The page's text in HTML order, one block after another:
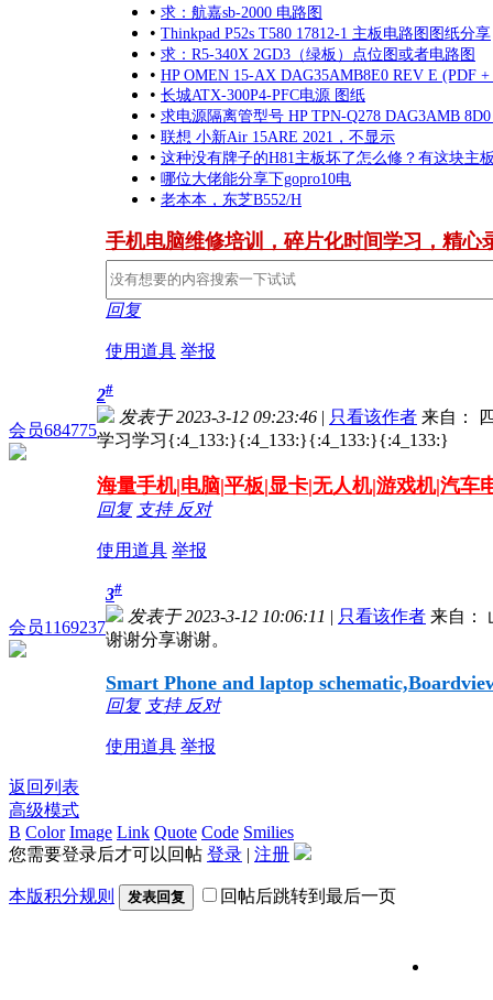
• 求：航嘉sb-2000 电路图
• Thinkpad P52s T580 17812-1 主板电路图图纸分享
• 求：R5-340X 2GD3（绿板）点位图或者电路图
• HP OMEN 15-AX DAG35AMB8E0 REV E (PDF
• 长城ATX-300P4-PFC电源 图纸
• 求电源隔离管型号 HP TPN-Q278 DAG3AMB
• 联想 小新Air 15ARE 2021，不显示
• 这种没有牌子的H81主板坏了怎么修？有这块主
• 哪位大佬能分享下gopro10电
• 老本本，东芝B552/H
手机电脑维修培训，碎片化时间学习，精心
回复
使用道具 举报
会员684775
2#
发表于 2023-3-12 09:23:46 | 只看该作者 来自：
学习学习{:4_133:}{:4_133:}{:4_133:}{:4_133:}
海量手机|电脑|平板|显卡|无人机|游戏机|汽车
回复 支持 反对
使用道具 举报
会员1169237
3#
发表于 2023-3-12 10:06:11 | 只看该作者 来自：
谢谢分享谢谢。
Smart Phone and laptop
回复 支持 反对
使用道具 举报
返回列表
高级模式
B Color Image Link Quote Code Smilies
您需要登录后才可以回帖 登录 | 注册
本版积分规则 发表回复 回帖后跳转到最后一页